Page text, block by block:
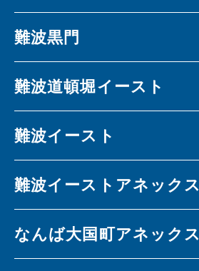
難波黒門
難波道頓堀イースト
難波イースト
難波イーストアネックス
なんば大国町アネックス